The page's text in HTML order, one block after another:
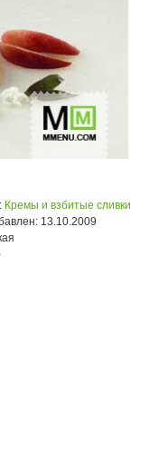
Кремы и взбитые сливки
13.10.2009